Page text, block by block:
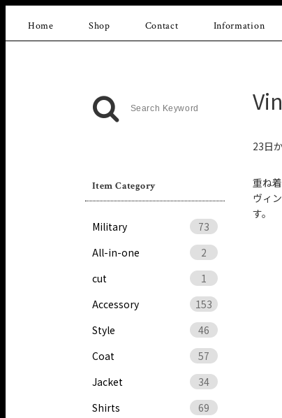
Home Shop Contact Information
Item Category
Military
73
All-in-one
2
cut
1
Accessory
153
Style
46
Coat
57
Jacket
34
Shirts
69
23日
重ね
ヴィ
す。